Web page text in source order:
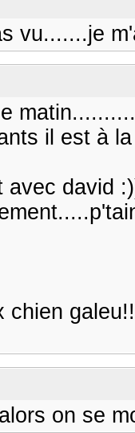
vu.......je
il est à
avec david
chien
on se